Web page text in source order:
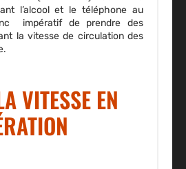
l’alcool et le téléphone au
impératif de prendre des
la vitesse de circulation des
VITESSE EN